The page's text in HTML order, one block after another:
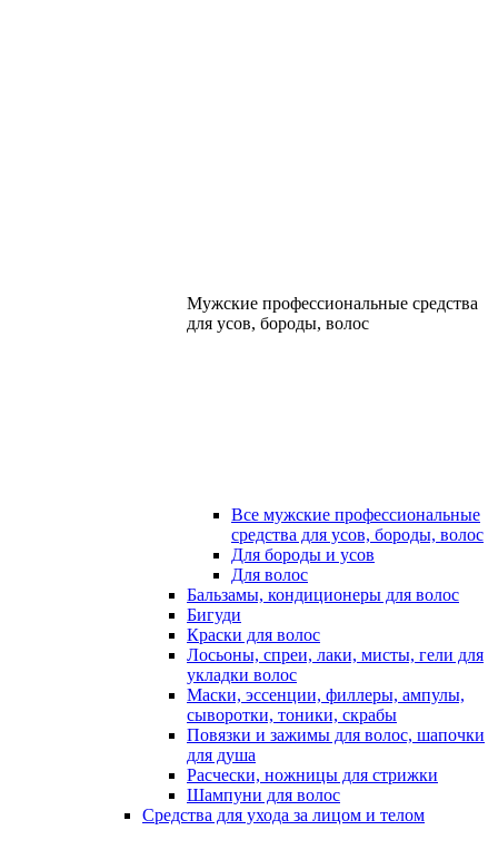
Мужские профессиональные средства
для усов, бороды, волос
Все мужские профессиональные
средства для усов, бороды, волос
Для бороды и усов
Для волос
Бальзамы, кондиционеры для волос
Бигуди
Краски для волос
Лосьоны, спреи, лаки, мисты, гели для
укладки волос
Маски, эссенции, филлеры, ампулы,
сыворотки, тоники, скрабы
Повязки и зажимы для волос, шапочки
для душа
Расчески, ножницы для стрижки
Шампуни для волос
Средства для ухода за лицом и телом